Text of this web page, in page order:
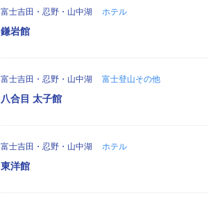
富士吉田・忍野・山中湖 ホテル
鎌岩館
富士吉田・忍野・山中湖 富士登山その他
八合目 太子館
富士吉田・忍野・山中湖 ホテル
東洋館